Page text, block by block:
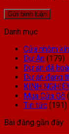
Danh mục
Cửa nhôm
Dự Án (179)
Dự án đã
Dự án đang
KINH
Mua Cửa Gỗ
Tin tức (191)
Bài đăng gần đây